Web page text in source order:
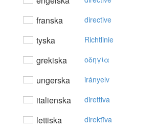
franska directive
tyska Richtlinie
grekiska oδηγία
ungerska irányelv
italienska direttiva
lettiska direktīva